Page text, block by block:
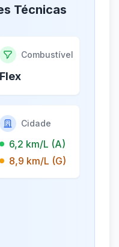
Técnicas
Combustível
Flex
Cidade
6,2 km/L (A)
8,9 km/L (G)